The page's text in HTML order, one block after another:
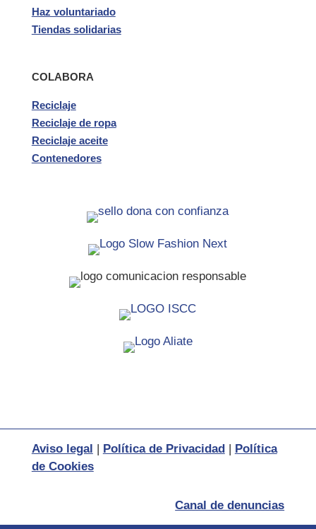
Haz voluntariado
Tiendas solidarias
COLABORA
Reciclaje
Reciclaje de ropa
Reciclaje aceite
Contenedores
Aviso legal | Política de Privacidad | Política
de Cookies
Canal de denuncias